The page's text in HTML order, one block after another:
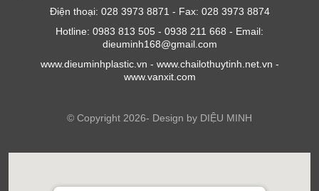
Điện thoại: 028 3973 8871 - Fax: 028 3973 8874
Hotline: 0983 813 505 - 0938 211 668 - Email:
dieuminh168@gmail.com
www.dieuminhplastic.vn - www.chailothuytinh.net.vn -
www.vanxit.com
© Copyright 2026- Design by DIỆU MINH